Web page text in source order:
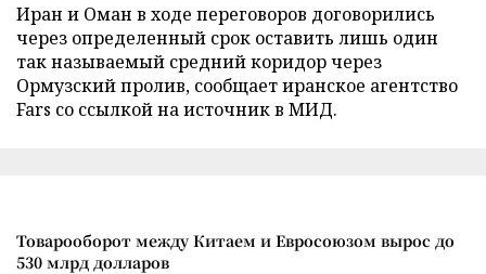
Иран и Оман в ходе переговоров договорились
через определенный срок оставить лишь один
так называемый средний коридор через
Ормузский пролив, сообщает иранское агентство
Fars со ссылкой на источник в МИД.
Товарооборот между Китаем и Евросоюзом вырос до
530 млрд долларов